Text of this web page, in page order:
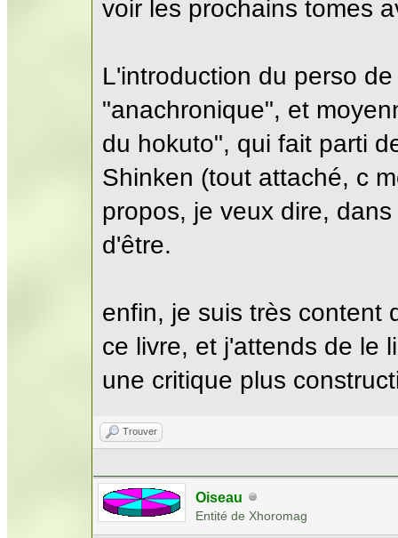
voir les prochains tomes
L'introduction du perso
"anachronique", et
du hokuto", qui fait parti
Shinken (tout attaché, c
propos, je veux dire,
d'être.
enfin, je suis très content
ce livre, et j'attends de le
une critique plus
Trouver
Oiseau
Entité de Xhoromag